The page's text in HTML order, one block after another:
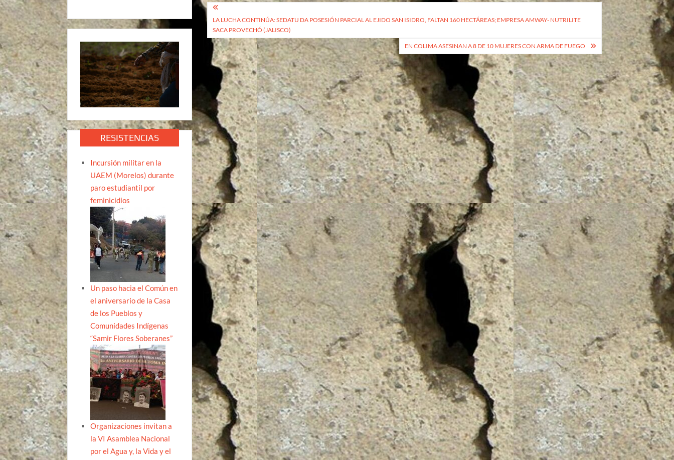
Navegación
de
entradas
LA LUCHA CONTINÚA: SEDATU DA POSESIÓN PARCIAL AL EJIDO SAN ISIDRO, FALTAN 160 HECTÁREAS; EMPRESA AMWAY- NUTRILITE
SACA PROVECHÓ (JALISCO)
EN COLIMA ASESINAN A 8 DE 10 MUJERES CON ARMA DE FUEGO
RESISTENCIAS
Incursión militar en la
UAEM (Morelos) durante
paro estudiantil por
feminicidios
Un paso hacia el Común en
el aniversario de la Casa
de los Pueblos y
Comunidades Indígenas
“Samir Flores Soberanes”
Organizaciones invitan a
la VI Asamblea Nacional
por el Agua y, la Vida y el